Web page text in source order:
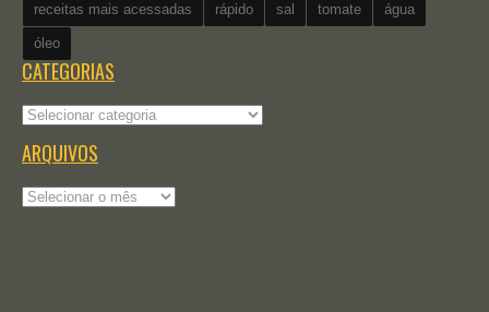
receitas mais acessadas rápido sal tomate água
óleo
CATEGORIAS
Categorias
ARQUIVOS
Arquivos